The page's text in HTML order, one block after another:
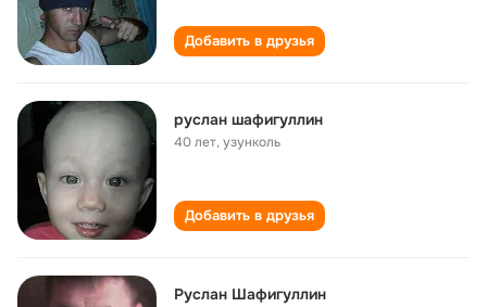
Добавить в друзья
руслан шафигуллин
40 лет,узунколь
Добавить в друзья
Руслан Шафигуллин